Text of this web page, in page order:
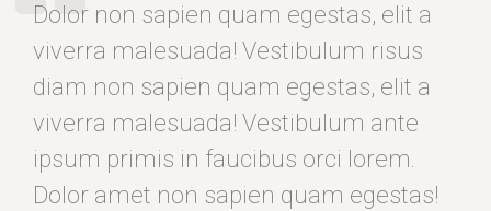
Dolor non sapien quam egestas, elit a
viverra malesuada! Vestibulum risus
diam non sapien quam egestas, elit a
viverra malesuada! Vestibulum ante
ipsum primis in faucibus orci lorem.
Dolor amet non sapien quam egestas!